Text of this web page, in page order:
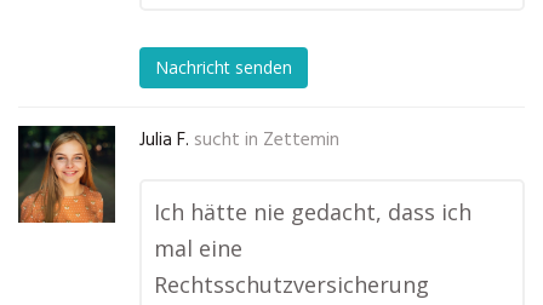
Nachricht senden
Julia F. sucht in Zettemin
Ich hätte nie gedacht, dass ich
mal eine
Rechtsschutzversicherung